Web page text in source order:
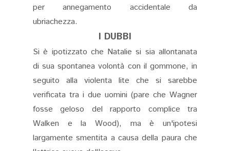
per annegamento accidentale da
ubriachezza.
I DUBBI
Si è ipotizzato che Natalie si sia allontanata
di sua spontanea volontà con il gommone, in
seguito alla violenta lite che si sarebbe
verificata tra i due uomini (pare che Wagner
fosse geloso del rapporto complice tra
Walken e la Wood), ma è un'ipotesi
largamente smentita a causa della paura che